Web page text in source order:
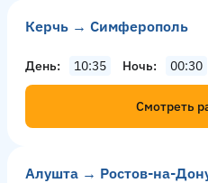
Керчь → Симферополь
День 10:35 Ночь 00:30
Смотреть
Алушта → Ростов-на-